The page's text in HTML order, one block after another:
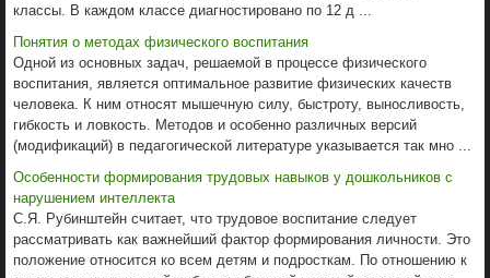
классы. В каждом классе диагностировано по 12 д ...
Понятия о методах физического воспитания
Одной из основных задач, решаемой в процессе физического
воспитания, является оптимальное развитие физических качеств
человека. К ним относят мышечную силу, быстроту, выносливость,
гибкость и ловкость. Методов и особенно различных версий
(модификаций) в педагогической литературе указывается так мно ...
Особенности формирования трудовых навыков у дошкольников с
нарушением интеллекта
С.Я. Рубинштейн считает, что трудовое воспитание следует
рассматривать как важнейший фактор формирования личности. Это
положение относится ко всем детям и подросткам. По отношению к